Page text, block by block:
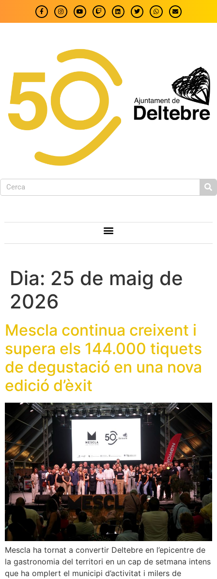
Dia: 25 de maig de
2026
Mescla continua creixent i
supera els 144.000 tiquets
de degustació en una nova
edició d’èxit
Mescla ha tornat a convertir Deltebre en l’epicentre de
la gastronomia del territori en un cap de setmana intens
que ha omplert el municipi d’activitat i milers de